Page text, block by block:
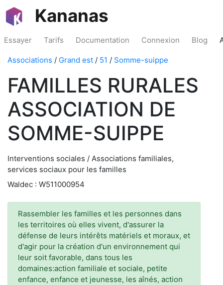
Kananas
Essayer Tarifs Documentation Connexion Blog
Associations / Grand est / 51 / Somme-suippe
FAMILLES RURALES
ASSOCIATION DE
SOMME-SUIPPE
Interventions sociales / Associations familiales,
services sociaux pour les familles
Waldec : W511000954
Rassembler les familles et les personnes dans
les territoires où elles vivent, d'assurer la
défense de leurs intérêts matériels et moraux, et
d'agir pour la création d'un environnement qui
leur soit favorable, dans tous les
domaines:action familiale et sociale, petite
enfance, enfance et jeunesse, les aînés, action